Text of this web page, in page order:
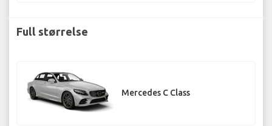
Full størrelse
Mercedes C Class